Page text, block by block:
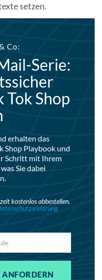
setzen.
Co:
Serie:
Tok Shop
erhalten das
Shop Playbook und
Schritt mit Ihrem
Sie dabei
kostenlos abbestellen.